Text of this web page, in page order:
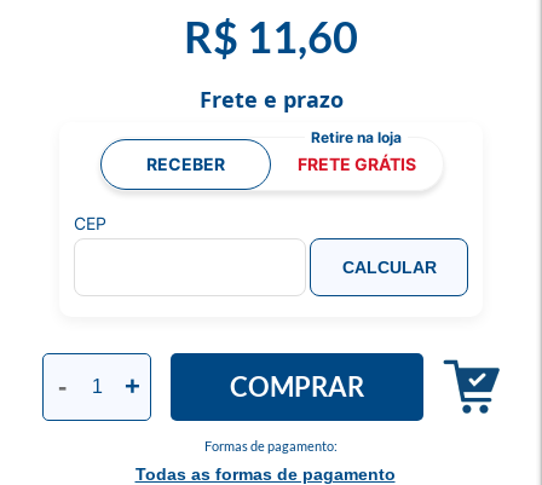
R$ 11,60
Formas de pagamento:
Todas as formas de pagamento
- + COMPRAR
Frete e prazo
RECEBER FRETE GRÁTIS
CEP
CALCULAR